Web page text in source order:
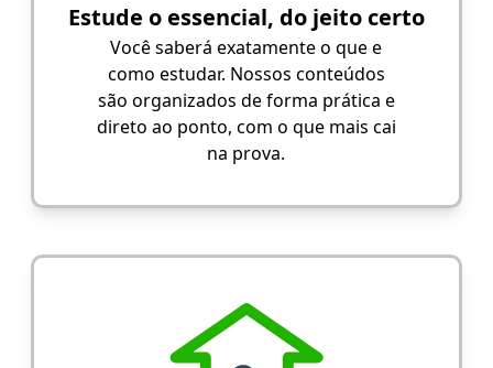
Estude o essencial, do jeito certo
Você saberá exatamente o que e
como estudar. Nossos conteúdos
são organizados de forma prática e
direto ao ponto, com o que mais cai
na prova.